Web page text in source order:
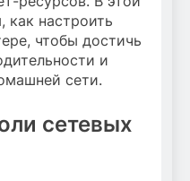
как настроить
чтобы достичь
и
сети.
сетевых